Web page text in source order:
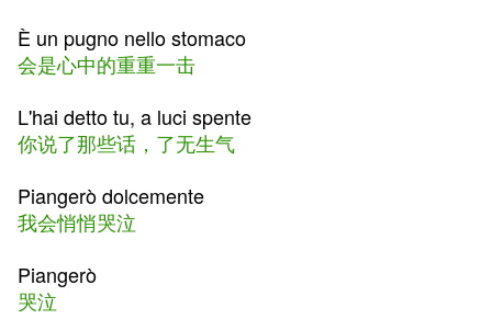
È un pugno nello stomaco
会是心中的重重一击
L'hai detto tu, a luci spente
你说了那些话，了无生气
Piangerò dolcemente
我会悄悄哭泣
Piangerò
哭泣